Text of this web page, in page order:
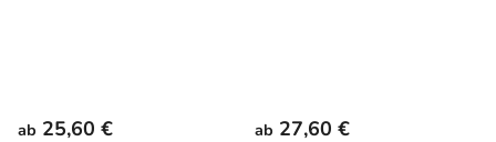
ab 25,60 € ab 27,60 €